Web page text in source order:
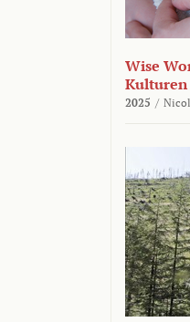
Wise
Kulturen
2025 /